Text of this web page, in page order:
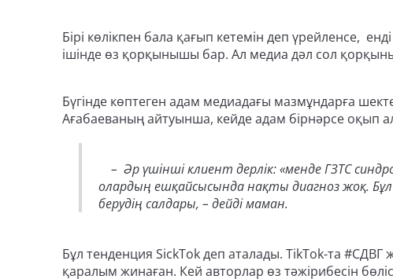
Бірі көлікпен бала қағып кетемін деп үрейленсе,
ішінде өз қорқынышы бар. Ал медиа дәл сол
Бүгінде көптеген адам медиадағы мазмұндарға
Ағабаеваның айтуынша, кейде адам бірнәрсе оқып
– Әр үшінші клиент дерлік: «менде ГЗТС
олардың ешқайсысында нақты диагноз жоқ.
берудің салдары, – дейді маман.
Бұл тенденция SickTok деп аталады. TikTok-та
қаралым жинаған. Кей авторлар өз тәжірибесін